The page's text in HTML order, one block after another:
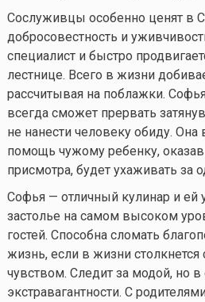
Сослуживцы особенно ценят в
добросовестность и
специалист и быстро
лестнице. Всего в жизни
рассчитывая на поблажки.
всегда сможет прервать
не нанести человеку обиду. Она
помощь чужому ребенку,
присмотра, будет ухаживать за
Софья — отличный кулинар и ей
застолье на самом высоком
гостей. Способна сломать
жизнь, если в жизни
чувством. Следит за модой, но
экстравагантности. С